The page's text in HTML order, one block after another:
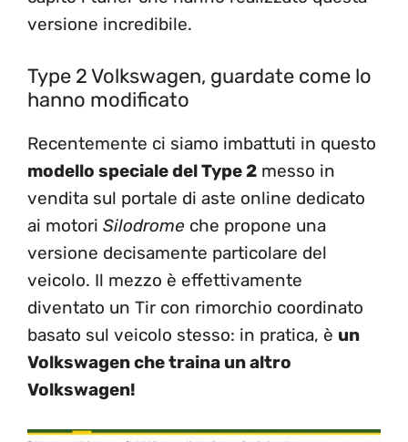
versione incredibile.
Type 2 Volkswagen, guardate come lo
hanno modificato
Recentemente ci siamo imbattuti in questo
modello speciale del Type 2 messo in
vendita sul portale di aste online dedicato
ai motori Silodrome che propone una
versione decisamente particolare del
veicolo. Il mezzo è effettivamente
diventato un Tir con rimorchio coordinato
basato sul veicolo stesso: in pratica, è un
Volkswagen che traina un altro
Volkswagen!